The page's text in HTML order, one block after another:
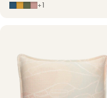
Midnight Blue
Ocher Yellow
Moss Green
Soft Pink
+1